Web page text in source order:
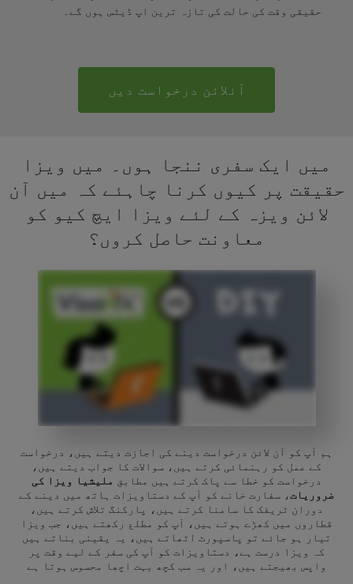
حقیقی وقت کی حالت کی تازہ ترین اپ ڈیٹس ہوں گے۔
آنلائن درخواست دیں
میں ایک سفری ننجا ہوں۔ میں ویزا
حقیقت پر کیوں کرنا چاہئے کہ میں آن
لائن ویزہ کے لئے ویزا ایچ کیو کو
معاونت حاصل کروں؟
ہم آپ کو آن لائن درخواست دینے کی اجازت دیتے ہیں، درخواست
کے عمل کو رہنمائی کرتے ہیں، سوالات کا جواب دیتے ہیں،
درخواست کو خطا سے پاک کرتے ہیں مطابق
ملیشیا ویزا کی
ضروریات، سفارت خانے کو آپ کے دستاویزات ہاتھ میں دینے کے
دوران ٹریفک کا سامنا کرتے ہیں، پارکنگ تلاش کرتے ہیں،
قطاروں میں کھڑے ہوتے ہیں، آپ کو مطلع رکھتے ہیں، جب ویزا
تیار ہو جائے تو پاسپورٹ اٹھاتے ہیں، یہ یقینی بناتے ہیں
کہ ویزا درست ہے، دستاویزات کو آپ کی سفر کے لیے وقت پر
واپس بھیجتے ہیں، اور یہ سب کچھ بہت اچھا محسوس ہوتا ہے